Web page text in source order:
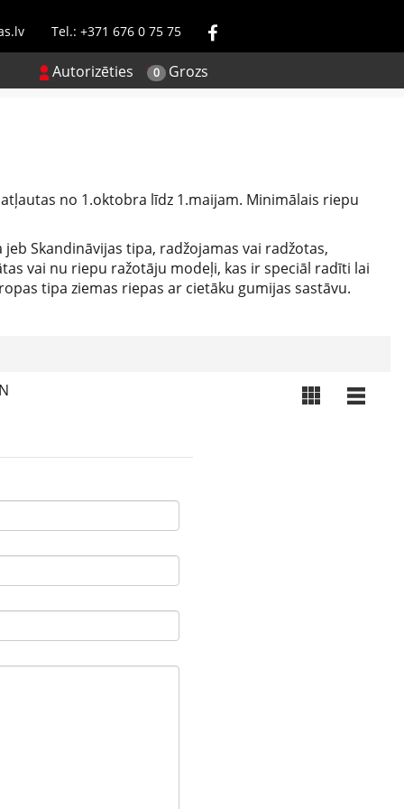
Tel.: +371 676 0 75 75
0 Grozs
Autorizēties
no 1.oktobra līdz 1.maijam. Minimālais riepu
Skandināvijas tipa, radžojamas vai radžotas,
vai nu riepu ražotāju modeļi, kas ir speciāl radīti lai
tipa ziemas riepas ar cietāku gumijas sastāvu.